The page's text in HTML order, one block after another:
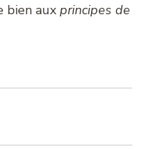
bien aux principes de